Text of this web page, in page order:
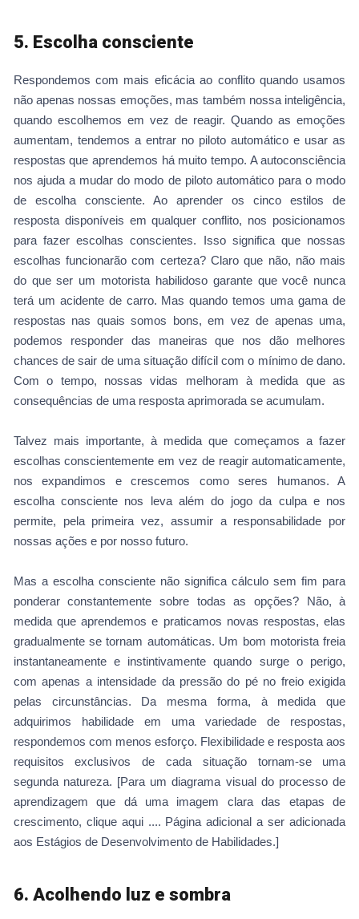
5. Escolha consciente
Respondemos com mais eficácia ao conflito quando usamos
não apenas nossas emoções, mas também nossa inteligência,
quando escolhemos em vez de reagir. Quando as emoções
aumentam, tendemos a entrar no piloto automático e usar as
respostas que aprendemos há muito tempo. A autoconsciência
nos ajuda a mudar do modo de piloto automático para o modo
de escolha consciente. Ao aprender os cinco estilos de
resposta disponíveis em qualquer conflito, nos posicionamos
para fazer escolhas conscientes. Isso significa que nossas
escolhas funcionarão com certeza? Claro que não, não mais
do que ser um motorista habilidoso garante que você nunca
terá um acidente de carro. Mas quando temos uma gama de
respostas nas quais somos bons, em vez de apenas uma,
podemos responder das maneiras que nos dão melhores
chances de sair de uma situação difícil com o mínimo de dano.
Com o tempo, nossas vidas melhoram à medida que as
consequências de uma resposta aprimorada se acumulam.
Talvez mais importante, à medida que começamos a fazer
escolhas conscientemente em vez de reagir automaticamente,
nos expandimos e crescemos como seres humanos. A
escolha consciente nos leva além do jogo da culpa e nos
permite, pela primeira vez, assumir a responsabilidade por
nossas ações e por nosso futuro.
Mas a escolha consciente não significa cálculo sem fim para
ponderar constantemente sobre todas as opções? Não, à
medida que aprendemos e praticamos novas respostas, elas
gradualmente se tornam automáticas. Um bom motorista freia
instantaneamente e instintivamente quando surge o perigo,
com apenas a intensidade da pressão do pé no freio exigida
pelas circunstâncias. Da mesma forma, à medida que
adquirimos habilidade em uma variedade de respostas,
respondemos com menos esforço. Flexibilidade e resposta aos
requisitos exclusivos de cada situação tornam-se uma
segunda natureza. [Para um diagrama visual do processo de
aprendizagem que dá uma imagem clara das etapas de
crescimento, clique aqui .... Página adicional a ser adicionada
aos Estágios de Desenvolvimento de Habilidades.]
6. Acolhendo luz e sombra